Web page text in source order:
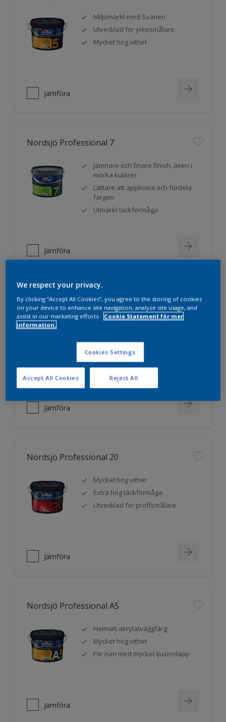
Miljömärkt med Svanen
Utvecklad för yrkesmålare
Mycket hög vithet
Jämföra
Nordsjö Professional 7
Jämnare och finare finish, även i
mörka kulörer
Lättare att applicera och fördela
färgen
Utmärkt täckförmåga
Jämföra
Nordsjö Professional 10
Jämnare och finare finish, även i
Lättare att applicera och fördela
färgen
Utmärkt täckförmåga
Jämföra
Nordsjö Professional 20
Mycket hög vithet
Extra hög täckförmåga
Utvecklad för proffsmålare
Jämföra
Nordsjö Professional A5
Helmatt akrylatväggfärg
Mycket hög vithet
För rum med mycket ljusinsläpp
Jämföra
We respect your privacy.
By clicking “Accept All Cookies”, you agree to the storing of cookies
on your device to enhance site navigation, analyze site usage, and
assist in our marketing efforts.
Cookie Statement för mer
information.
Cookies Settings
Reject All
Accept All Cookies